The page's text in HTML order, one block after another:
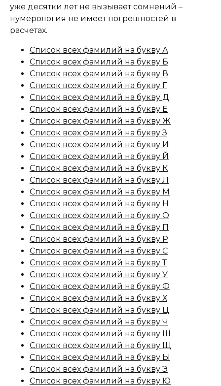
уже десятки лет не вызывает сомнений –
нумерология не имеет погрешностей в
расчетах.
Список всех фамилий на букву А
Список всех фамилий на букву Б
Список всех фамилий на букву В
Список всех фамилий на букву Г
Список всех фамилий на букву Д
Список всех фамилий на букву Е
Список всех фамилий на букву Ж
Список всех фамилий на букву З
Список всех фамилий на букву И
Список всех фамилий на букву Й
Список всех фамилий на букву К
Список всех фамилий на букву Л
Список всех фамилий на букву М
Список всех фамилий на букву Н
Список всех фамилий на букву О
Список всех фамилий на букву П
Список всех фамилий на букву Р
Список всех фамилий на букву С
Список всех фамилий на букву Т
Список всех фамилий на букву У
Список всех фамилий на букву Ф
Список всех фамилий на букву Х
Список всех фамилий на букву Ц
Список всех фамилий на букву Ч
Список всех фамилий на букву Ш
Список всех фамилий на букву Щ
Список всех фамилий на букву Ы
Список всех фамилий на букву Э
Список всех фамилий на букву Ю